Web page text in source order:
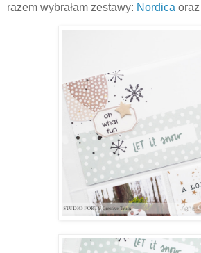
razem wybrałam zestawy: Nordica oraz